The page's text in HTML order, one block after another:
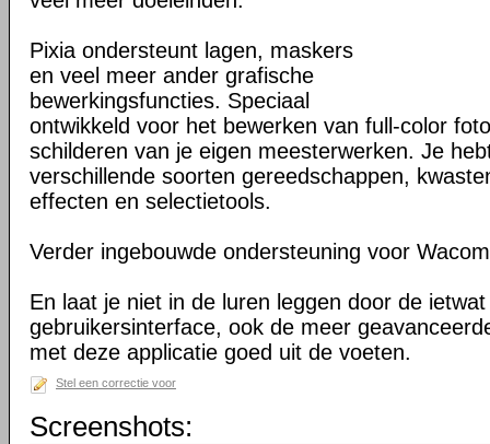
Pixia ondersteunt lagen, maskers
en veel meer ander grafische
bewerkingsfuncties. Speciaal
ontwikkeld voor het bewerken van full-color
schilderen van je eigen meesterwerken. Je
verschillende soorten gereedschappen,
effecten en selectietools.
Verder ingebouwde ondersteuning voor
En laat je niet in de luren leggen door de
gebruikersinterface, ook de meer
met deze applicatie goed uit de voeten.
Stel een correctie voor
Screenshots: